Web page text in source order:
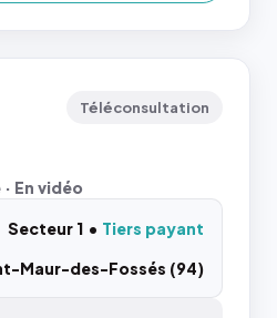
Téléconsultation
En vidéo
Secteur 1
Tiers payant
Maur-des-Fossés (94)